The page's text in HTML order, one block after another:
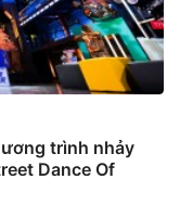
trình nhảy
Dance Of